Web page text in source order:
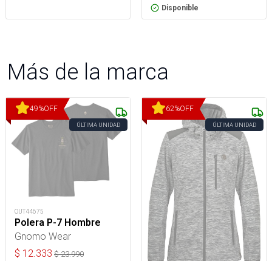
Disponible
Más de la marca
49%OFF
ÚLTIMA UNIDAD
OUT44675
Polera P-7 Hombre
Gnomo Wear
$ 12.333 $23.990
62%OFF
ÚLTIMA UNIDAD